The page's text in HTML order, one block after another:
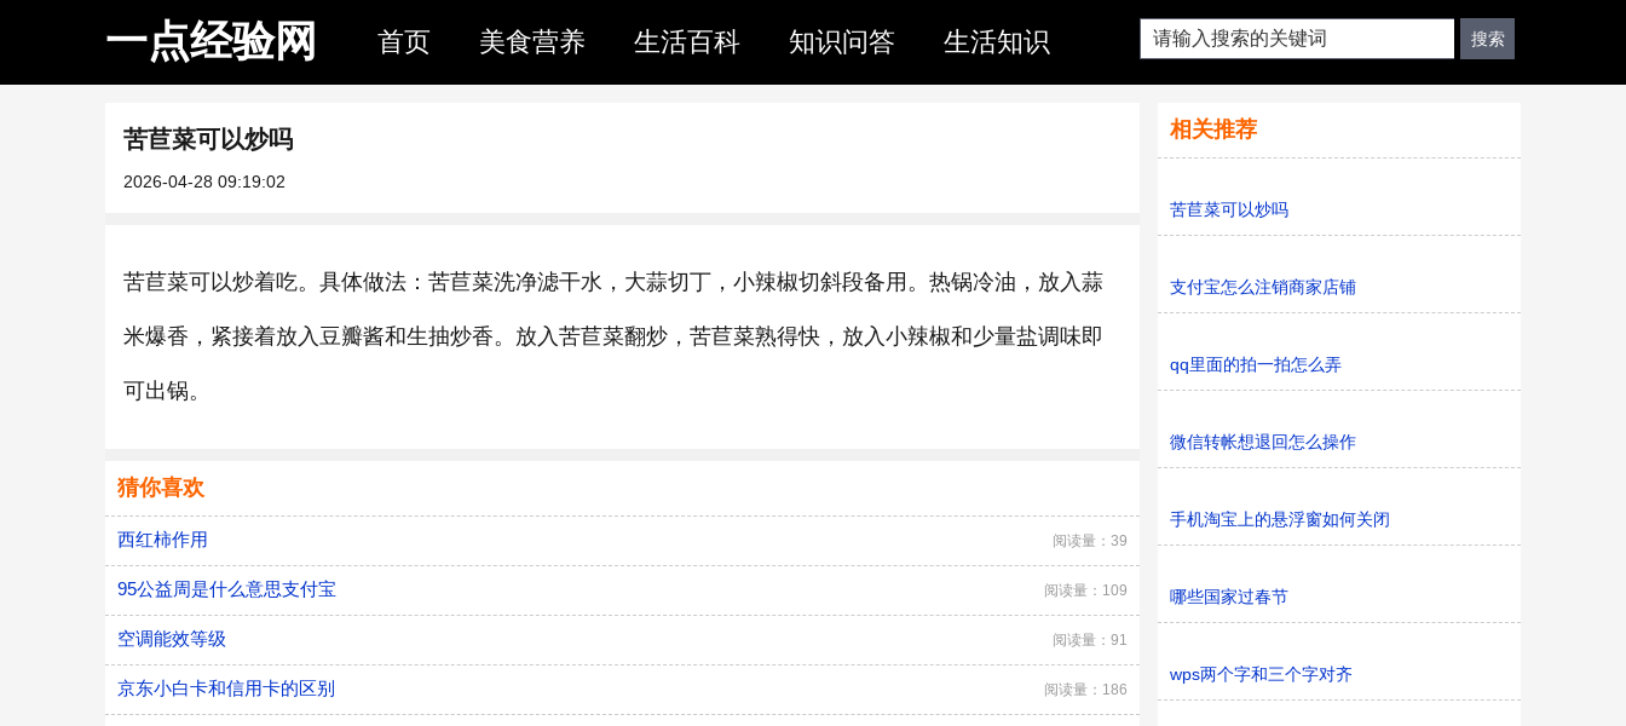
一点经验网 首页 美食营养 生活百科 知识问答 生活知识
苦苣菜可以炒吗
2026-04-28 09:19:02
苦苣菜可以炒着吃。具体做法：苦苣菜洗净滤干水，大蒜切丁，小辣椒切斜段备用。热锅冷油，放入蒜
米爆香，紧接着放入豆瓣酱和生抽炒香。放入苦苣菜翻炒，苦苣菜熟得快，放入小辣椒和少量盐调味即
可出锅。
猜你喜欢
西红柿作用 阅读量：39
95公益周是什么意思支付宝 阅读量：109
空调能效等级 阅读量：91
京东小白卡和信用卡的区别 阅读量：186
相关推荐
苦苣菜可以炒吗
支付宝怎么注销商家店铺
qq里面的拍一拍怎么弄
微信转帐想退回怎么操作
手机淘宝上的悬浮窗如何关闭
哪些国家过春节
wps两个字和三个字对齐